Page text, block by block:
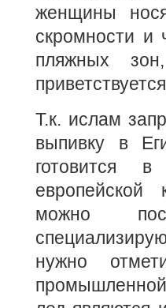
женщины
скромности и
пляжных
Т.к. ислам
выпивку в
готовится
европейской
можно
нужно